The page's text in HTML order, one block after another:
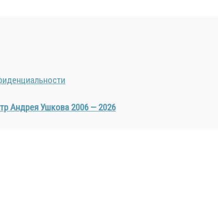
Андрея Ушкова 2006 — 2026